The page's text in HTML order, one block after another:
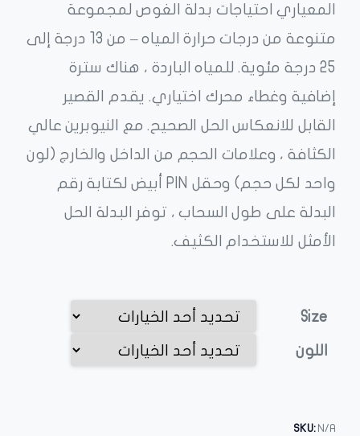
المعياري احتياجات بدلة الغوص لمجموعة
متنوعة من درجات حرارة المياه – من 13 درجة إلى
25 درجة مئوية. للمياه الباردة ، هناك سترة
إضافية وغطاء محرك اختياري. يقدم القصير
القابل للانعكاس الحل الصحيح. مع النيوبرين عالي
الكثافة ، وعلامات الحجم من الداخل والخارج (لون
واحد لكل حجم) وحقل PIN أبيض لكتابة رقم
البدلة على طول السحاب ، توفر البدلة الحل
الأمثل للاستخدام الكثيف.
Size
اللون
SKU: N/A